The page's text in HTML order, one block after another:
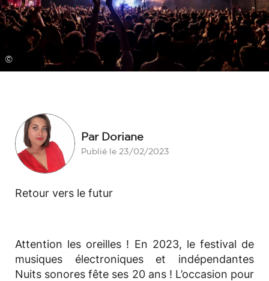
©
Par Doriane
Publié le 23/02/2023
Retour vers le futur
Attention les oreilles ! En 2023, le festival de
musiques électroniques et indépendantes
Nuits sonores fête ses 20 ans ! L’occasion pour